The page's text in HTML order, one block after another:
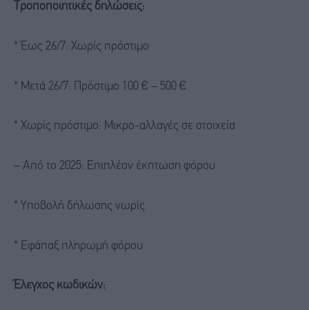
Τροποποιητικές δηλώσεις:
* Έως 26/7: Χωρίς πρόστιμο
* Μετά 26/7: Πρόστιμο 100 € – 500 €
* Χωρίς πρόστιμο: Μικρο-αλλαγές σε στοιχεία
– Από το 2025: Επιπλέον έκπτωση φόρου
* Υποβολή δήλωσης νωρίς
* Εφάπαξ πληρωμή φόρου
Έλεγχος κωδικών: